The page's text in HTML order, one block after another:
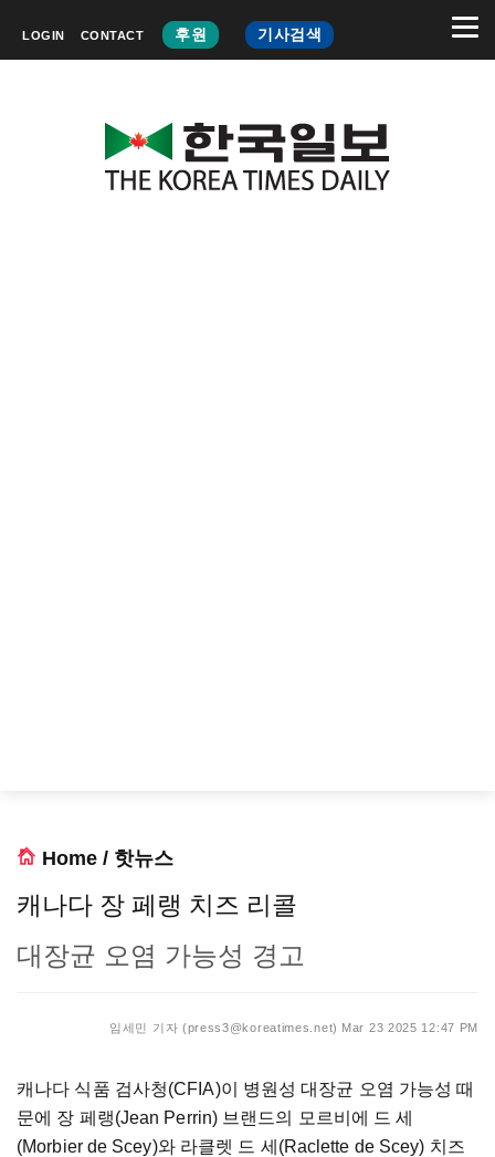
LOGIN CONTACT 후원 기사검색
Home / 핫뉴스
캐나다 장 페랭 치즈 리콜
대장균 오염 가능성 경고
임세민 기자 (press3@koreatimes.net) Mar 23 2025 12:47 PM
캐나다 식품 검사청(CFIA)이 병원성 대장균 오염 가능성 때
문에 장 페랭(Jean Perrin) 브랜드의 모르비에 드 세
(Morbier de Scey)와 라클렛 드 세(Raclette de Scey) 치즈